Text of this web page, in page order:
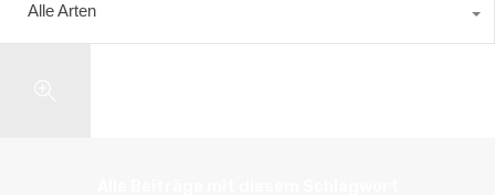
Alle Arten